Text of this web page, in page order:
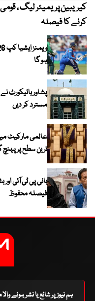
کرنے کا فیصلہ
ہو گا
پشاور ہائیکورٹ
مسترد کر دیں
ترین سطح پر
بانی پی ٹی آئی
فیصلہ محفوظ
ہم نیوز پر شائع یا نشر ہونے